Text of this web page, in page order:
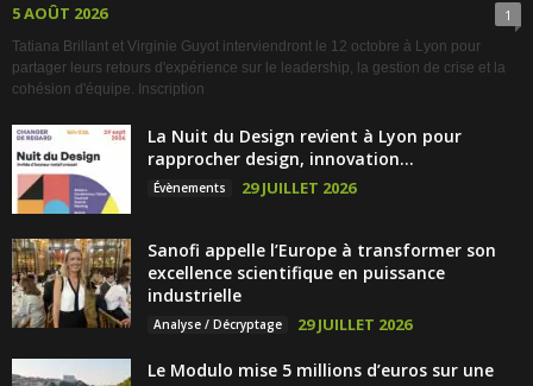
5 AOÛT 2026 1
Tatiana Brillant et Virginie Guyot interviendront le 12 octobre à Lyon pour
partager leurs retours d'expérience sur le leadership, la gestion de crise et la
cohésion d'équipe. Inscription
La Nuit du Design revient à Lyon pour
rapprocher design, innovation...
Évènements 29 JUILLET 2026
Sanofi appelle l’Europe à transformer son
excellence scientifique en puissance
industrielle
Analyse / Décryptage 29 JUILLET 2026
Le Modulo mise 5 millions d’euros sur une